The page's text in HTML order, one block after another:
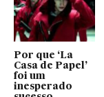
Por que ‘La
Casa de Papel’
foi um
inesperado